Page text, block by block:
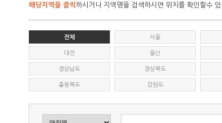
해당지역을 클릭하시거나 지역명을 검색하시면 위치를 확인할수
전체 서울
대전 울산
경상남도 경상북도
충청북도 강원도